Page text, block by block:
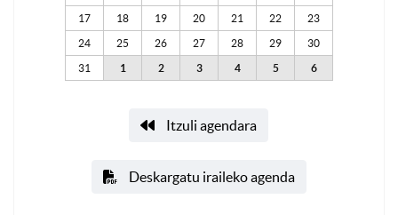
17 18 19 20 21 22 23
24 25 26 27 28 29 30
31 1 2 3 4 5 6
Itzuli agendara
Deskargatu iraileko agenda